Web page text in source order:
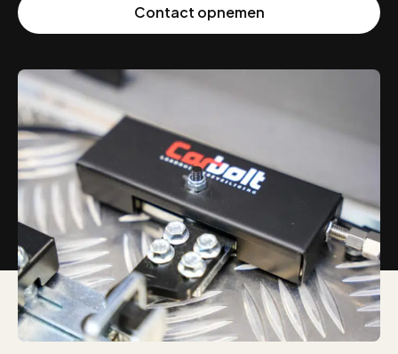
Contact opnemen